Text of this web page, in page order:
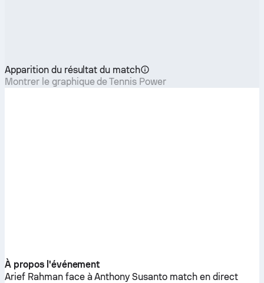
Apparition du résultat du match
Montrer le graphique de Tennis Power
À propos l'événement
Arief Rahmanface àAnthony Susanto match en direct